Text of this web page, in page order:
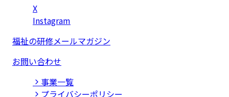
X
Instagram
福祉の研修メールマガジン
お問い合わせ
事業⼀覧
プライバシーポリシー